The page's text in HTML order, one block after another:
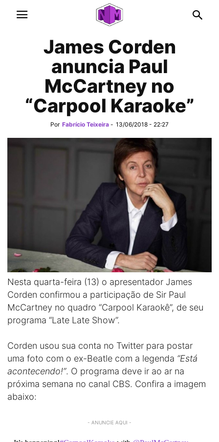
James Corden
anuncia Paul
McCartney no
“Carpool Karaoke”
Por Fabrício Teixeira - 13/06/2018 - 22:27
Nesta quarta-feira (13) o apresentador James
Corden confirmou a participação de Sir Paul
McCartney no quadro “Carpool Karaokê”, de seu
programa “Late Late Show”.
Corden usou sua conta no Twitter para postar
uma foto com o ex-Beatle com a legenda “Está
acontecendo!”. O programa deve ir ao ar na
próxima semana no canal CBS. Confira a imagem
abaixo:
- ANUNCIE AQUI -